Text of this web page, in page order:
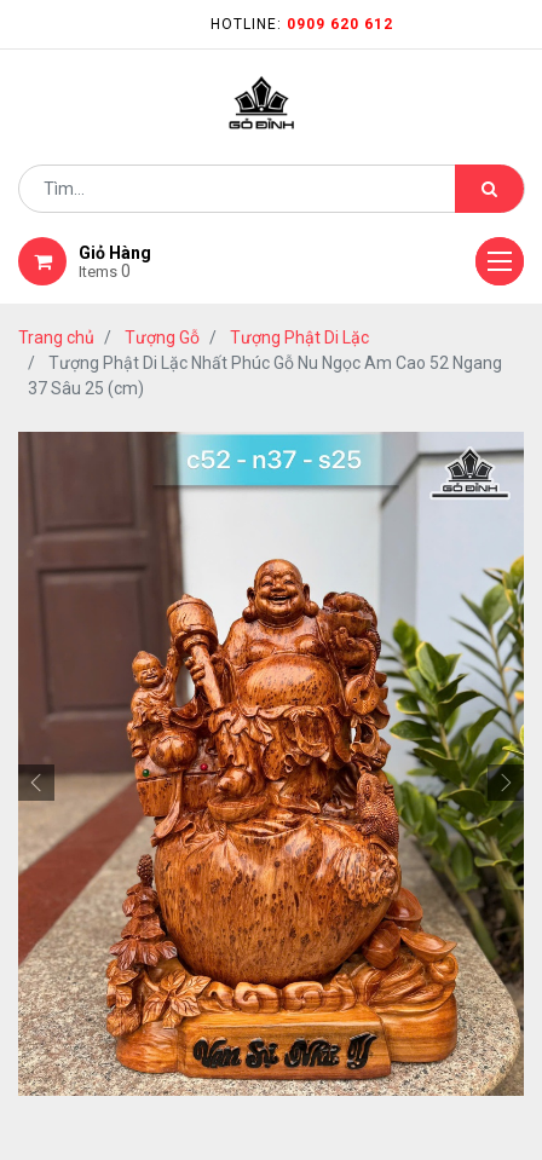
HOTLINE: 0909 620 612
Giỏ Hàng
Items 0
Trang chủ Tượng Gỗ
Tượng Phật Di Lặc
Tượng Phật Di Lặc Nhất Phúc Gỗ Nu Ngọc Am Cao 52 Ngang
37 Sâu 25 (cm)